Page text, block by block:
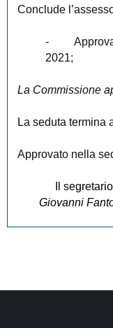
Conclude
-
2021;
La Commissione
La seduta termina
Approvato nella
Il segretario
Giovanni